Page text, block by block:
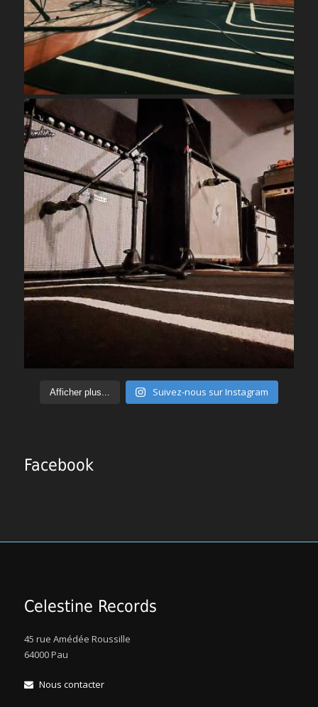
Afficher plus... Suivez-nous sur Instagram
Facebook
Celestine Records
45 rue Amédée Roussille
64000 Pau
Nous contacter